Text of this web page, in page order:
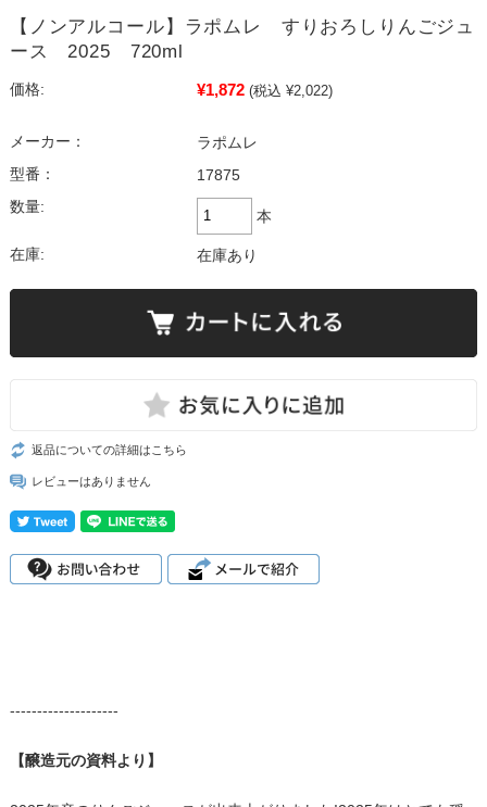
【ノンアルコール】ラポムレ すりおろしりんごジュ
ース 2025 720ml
価格: ¥1,872 (税込 ¥2,022)
メーカー：
ラポムレ
型番：
17875
数量:
本
在庫: 在庫あり
返品についての詳細はこちら
レビューはありません
--------------------
【醸造元の資料より】